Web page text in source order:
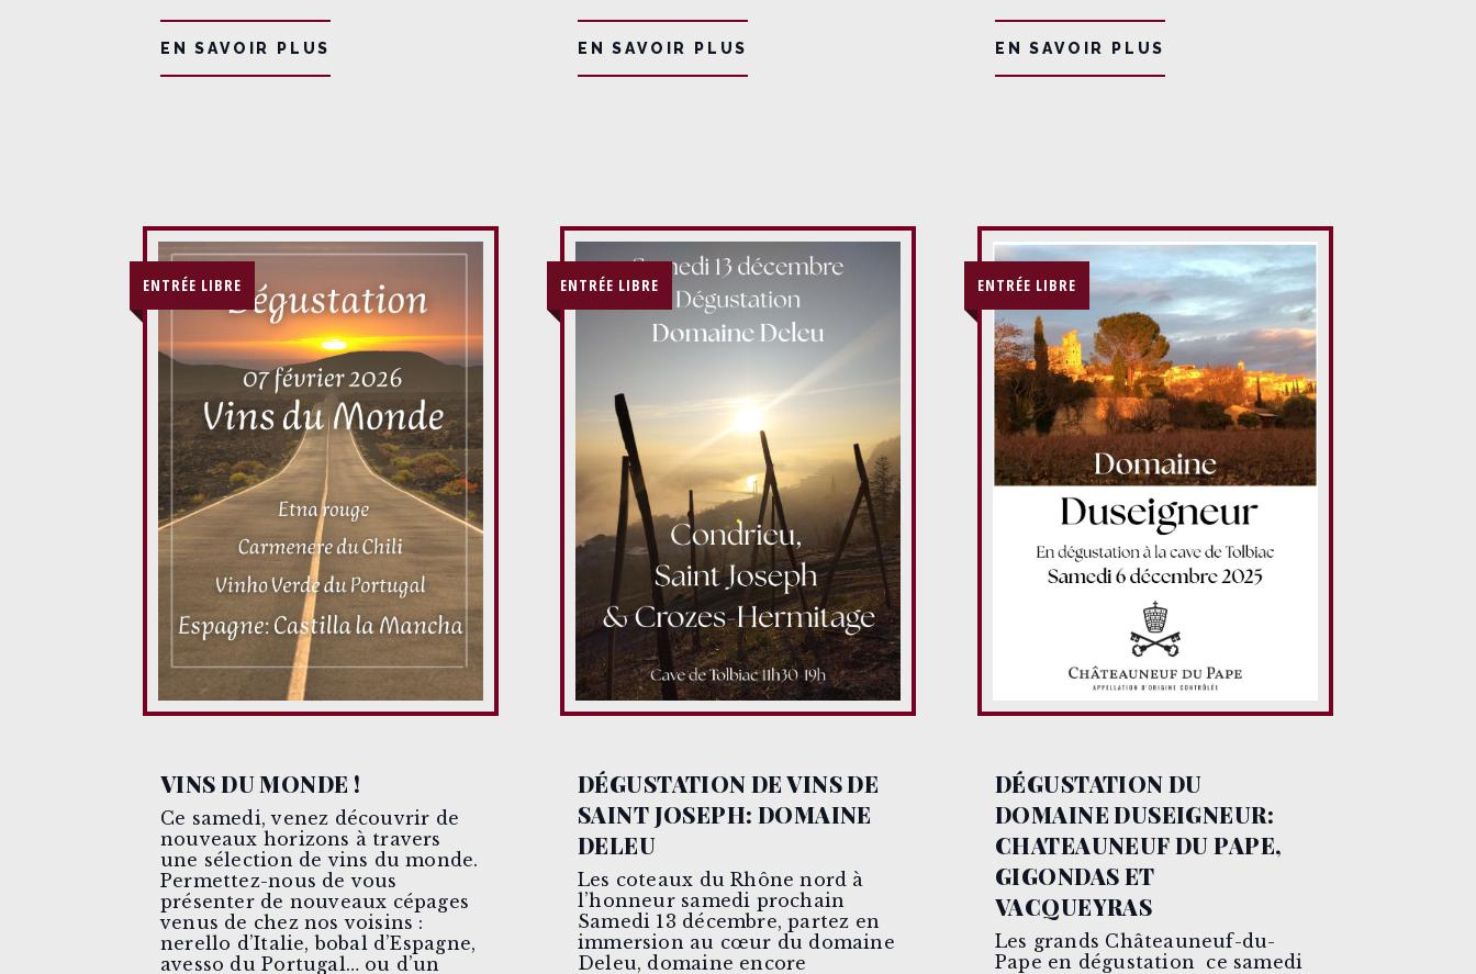
EN SAVOIR PLUS EN SAVOIR PLUS EN SAVOIR PLUS
ENTRÉE LIBRE
VINS DU MONDE !
Ce samedi, venez découvrir de
nouveaux horizons à travers
une sélection de vins du monde.
Permettez-nous de vous
présenter de nouveaux cépages
venus de chez nos voisins :
nerello d’Italie, bobal d’Espagne,
avesso du Portugal… ou d’un
ENTRÉE LIBRE
DÉGUSTATION DE VINS DE
SAINT JOSEPH: DOMAINE
DELEU
Les coteaux du Rhône nord à
l’honneur samedi prochain
Samedi 13 décembre, partez en
immersion au cœur du domaine
Deleu, domaine encore
ENTRÉE LIBRE
DÉGUSTATION DU
DOMAINE DUSEIGNEUR:
CHATEAUNEUF DU PAPE,
GIGONDAS ET
VACQUEYRAS
Les grands Châteauneuf-du-
Pape en dégustation ce samedi